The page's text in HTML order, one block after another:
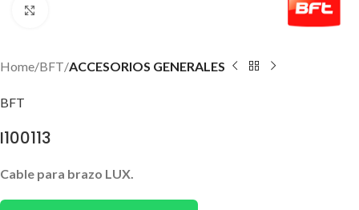
Home BFT ACCESORIOS GENERALES
BFT
I100113
Cable para brazo LUX.